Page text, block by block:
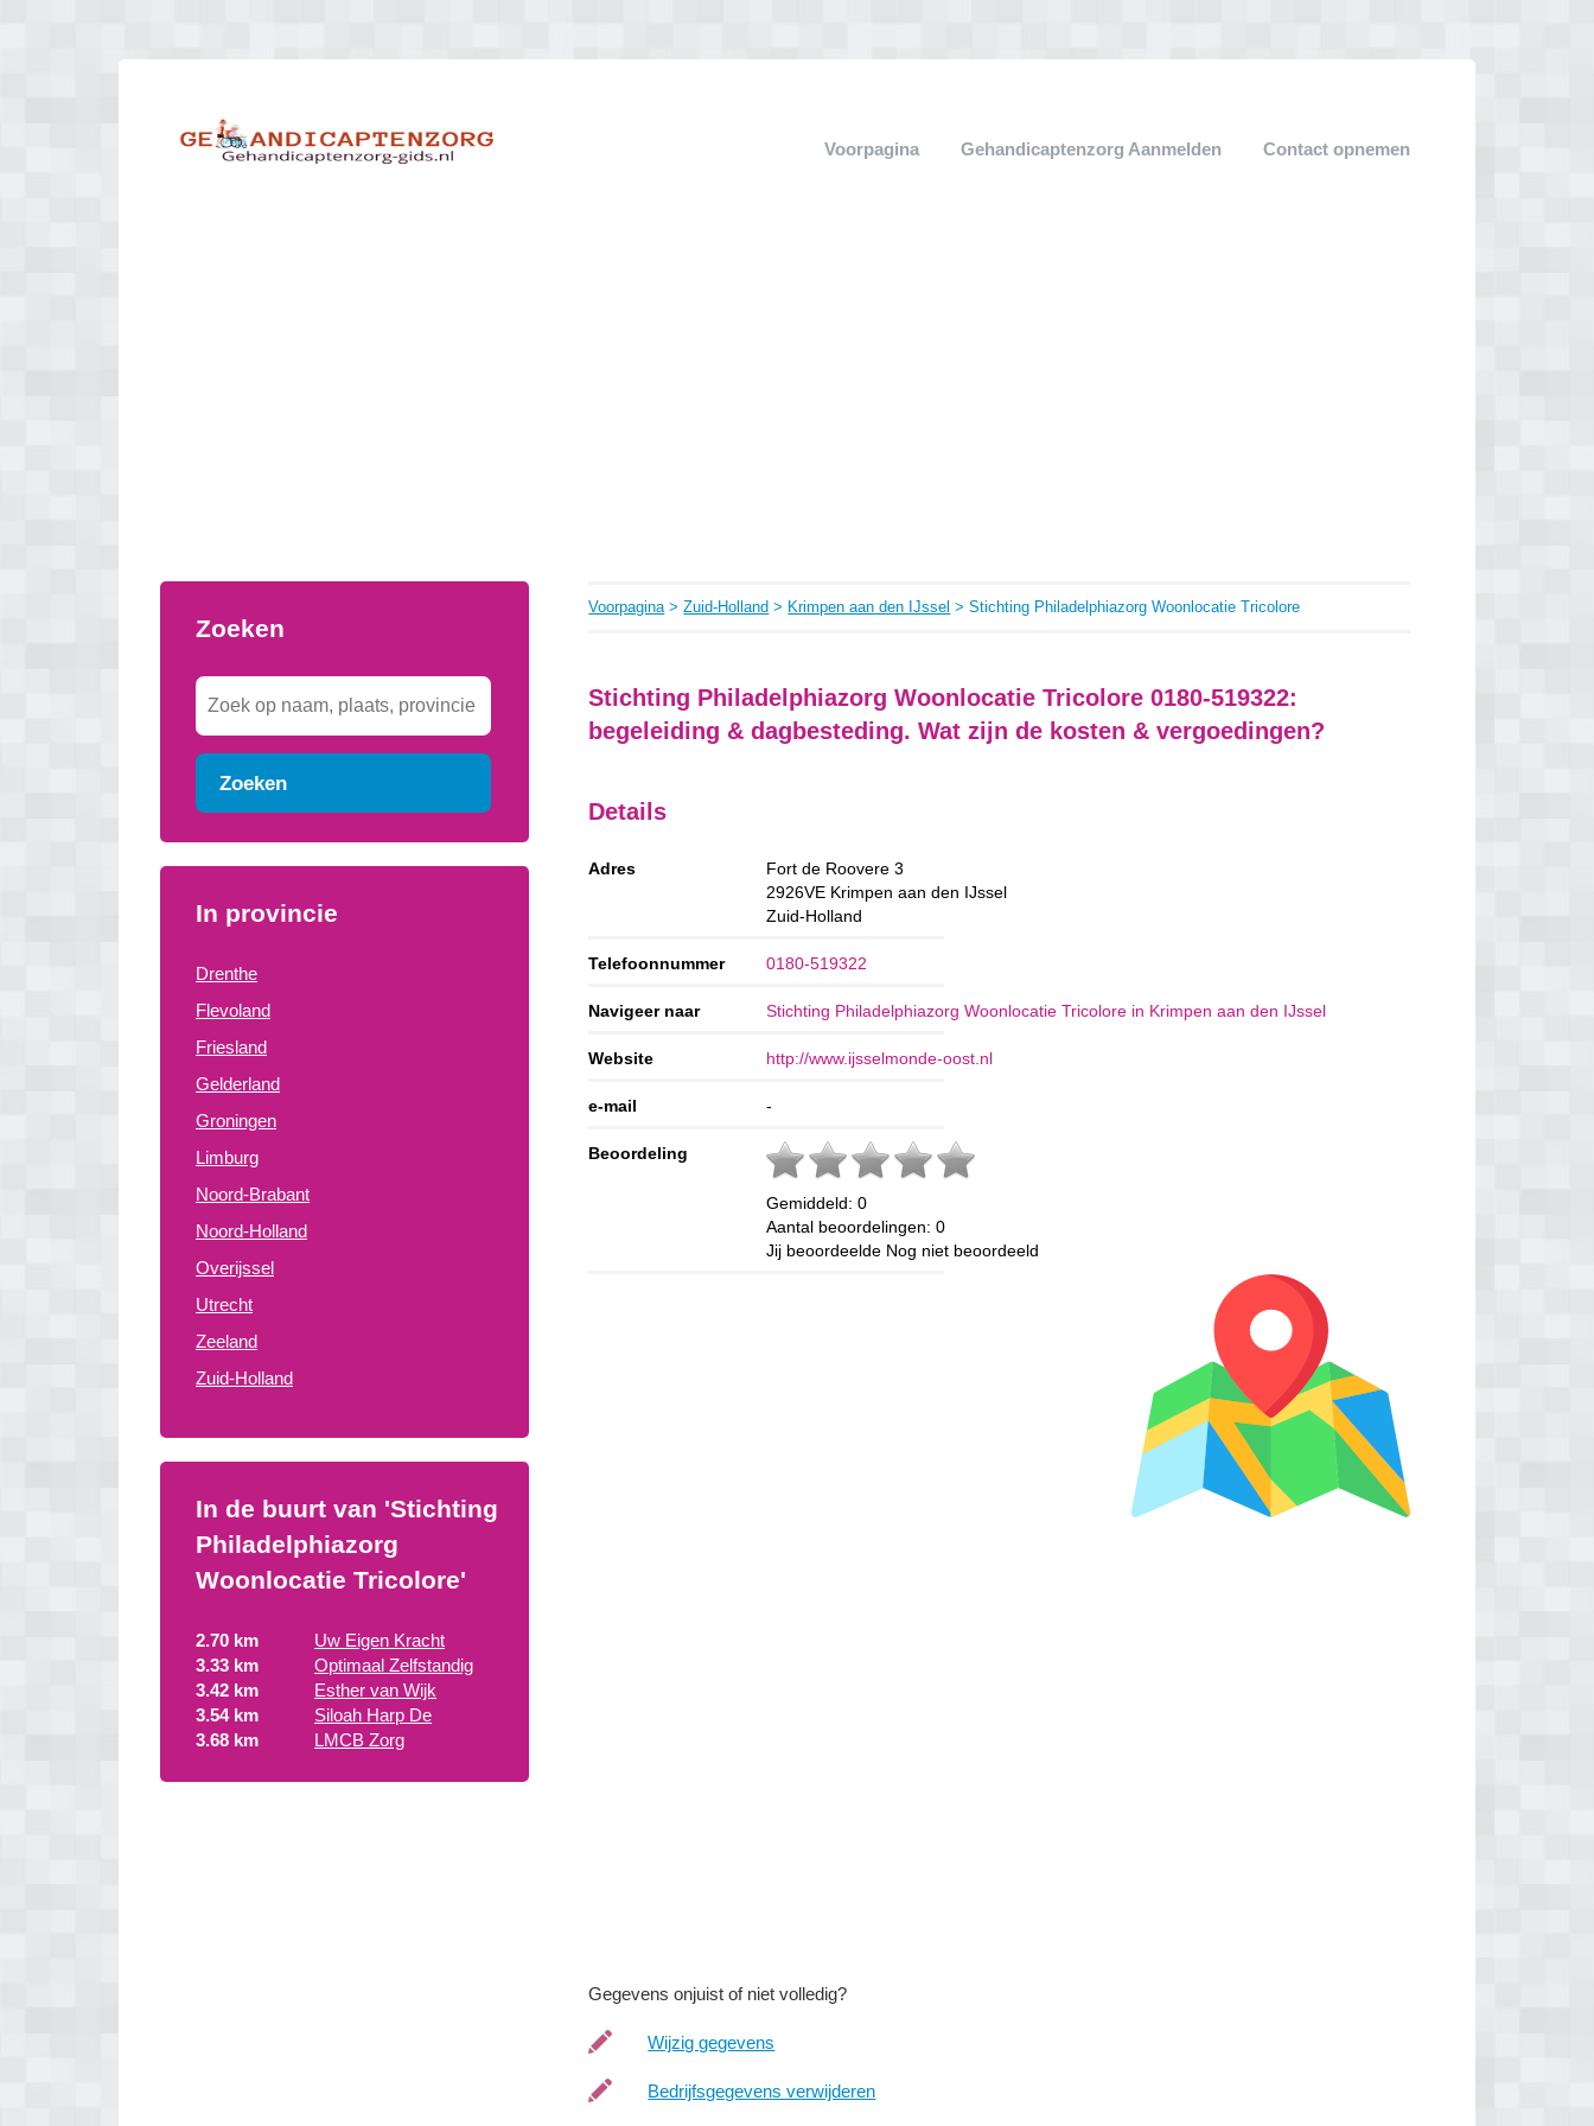
Voorpagina Gehandicaptenzorg Aanmelden Contact opnemen
Zoeken
Zoeken
In provincie
Drenthe
Flevoland
Friesland
Gelderland
Groningen
Limburg
Noord-Brabant
Noord-Holland
Overijssel
Utrecht
Zeeland
Zuid-Holland
In de buurt van 'Stichting
Philadelphiazorg
Woonlocatie Tricolore'
2.70 km
Uw Eigen Kracht
3.33 km
Optimaal Zelfstandig
3.42 km
Esther van Wijk
3.54 km
Siloah Harp De
3.68 km
LMCB Zorg
Voorpagina>Zuid-Holland > Krimpen aan den IJssel > Stichting Philadelphiazorg Woonlocatie Tricolore
Stichting Philadelphiazorg Woonlocatie Tricolore 0180-519322:
begeleiding & dagbesteding. Wat zijn de kosten & vergoedingen?
Details
Adres
Fort de Roovere 3
2926VE Krimpen aan den IJssel
Zuid-Holland
Telefoonnummer 0180-519322
Navigeer naar Stichting Philadelphiazorg Woonlocatie Tricolore in Krimpen aan den IJssel
Website http://www.ijsselmonde-oost.nl
e-mail -
Beoordeling
Gemiddeld:0
Aantal beoordelingen:0
Jij beoordeelde Nog niet beoordeeld
Gegevens onjuist of niet volledig?
Wijzig gegevens
Bedrijfsgegevens verwijderen